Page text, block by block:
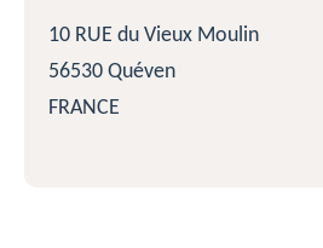
10 RUE du Vieux Moulin
56530 Quéven
FRANCE